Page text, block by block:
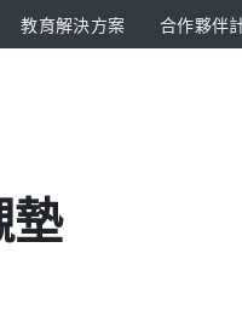
教育解決方案 合作夥伴
墊